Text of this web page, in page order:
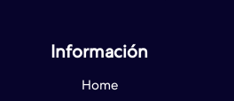
Información
Home